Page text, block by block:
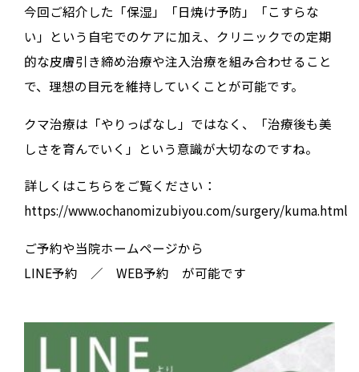
今回ご紹介した「保湿」「日焼け予防」「こすらな
い」という自宅でのケアに加え、クリニックでの定期
的な皮膚引き締め治療や注入治療を組み合わせること
で、理想の目元を維持していくことが可能です。
クマ治療は「やりっぱなし」ではなく、「治療後も美
しさを育んでいく」という意識が大切なのですね。
詳しくはこちらをご覧ください：
https://www.ochanomizubiyou.com/surgery/kuma.html
ご予約や当院ホームページから
LINE予約 ／ WEB予約 が可能です